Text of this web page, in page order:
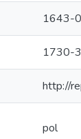
1643-
1730-
http://
pol